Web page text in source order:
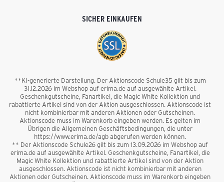
SICHER EINKAUFEN
**KI-generierte Darstellung. Der Aktionscode Schule35 gilt bis zum
31.12.2026 im Webshop auf erima.de auf ausgewählte Artikel.
Geschenkgutscheine, Fanartikel, die Magic White Kollektion und
rabattierte Artikel sind von der Aktion ausgeschlossen. Aktionscode ist
nicht kombinierbar mit anderen Aktionen oder Gutscheinen.
Aktionscode muss im Warenkorb eingeben werden. Es gelten im
Übrigen die Allgemeinen Geschäftsbedingungen, die unter
https://www.erima.de/agb abgerufen werden können.
** Der Aktionscode Schule26 gilt bis zum 13.09.2026 im Webshop auf
erima.de auf ausgewählte Artikel. Geschenkgutscheine, Fanartikel, die
Magic White Kollektion und rabattierte Artikel sind von der Aktion
ausgeschlossen. Aktionscode ist nicht kombinierbar mit anderen
Aktionen oder Gutscheinen. Aktionscode muss im Warenkorb eingeben